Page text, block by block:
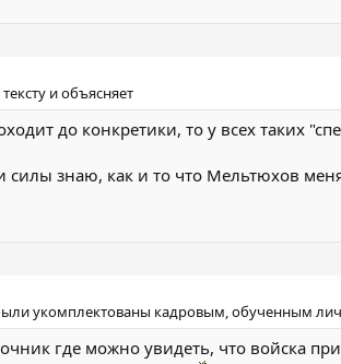
и объясняет
до конкретики, то у всех таких
силы знаю, как и то что Мельтюхов
укомплектованы кадровым, обученным
где можно увидеть, что войска